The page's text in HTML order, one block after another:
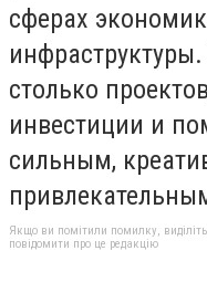
сферах
столько
инвестиции и
сильным,
Якщо ви помітили помилку,
повідомити про це редакцію